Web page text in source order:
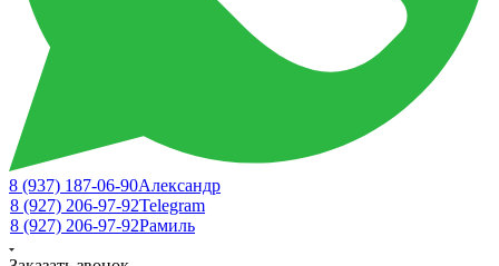
8 (937) 187-06-90Александр
8 (927) 206-97-92Telegram
8 (927) 206-97-92Рамиль